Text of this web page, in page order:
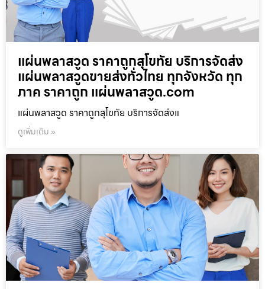
แผ่นพลาสวูด ราคาถูกสุโขทัย บริการจัดส่ง
แผ่นพลาสวูดขายส่งทั่วไทย ทุกจังหวัด ทุก
ภาค ราคาถูก แผ่นพลาสวูด.com
แผ่นพลาสวูด ราคาถูกสุโขทัย บริการจัดส่งแ
ดูเพิ่มเติม »